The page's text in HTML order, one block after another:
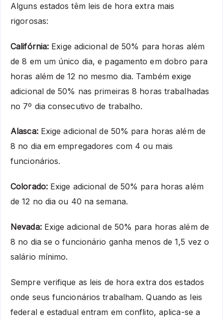
Alguns estados têm leis de hora extra mais
rigorosas:
Califórnia: Exige adicional de 50% para horas além
de 8 em um único dia, e pagamento em dobro para
horas além de 12 no mesmo dia. Também exige
adicional de 50% nas primeiras 8 horas trabalhadas
no 7º dia consecutivo de trabalho.
Alasca:Exige adicional de 50% para horas além de
8 no dia em empregadores com 4 ou mais
funcionários.
Colorado:Exige adicional de 50% para horas além
de 12 no dia ou 40 na semana.
Nevada:Exige adicional de 50% para horas além de
8 no dia se o funcionário ganha menos de 1,5 vez o
salário mínimo.
Sempre verifique as leis de hora extra dos estados
onde seus funcionários trabalham. Quando as leis
federal e estadual entram em conflito, aplica-se a